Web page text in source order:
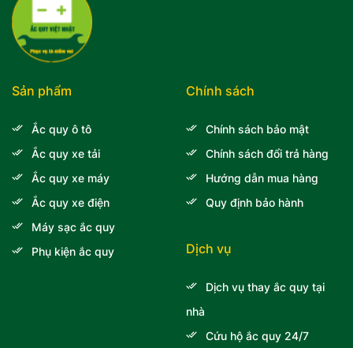
Sản phẩm
Ắc quy ô tô
Ắc quy xe tải
Ắc quy xe máy
Ắc quy xe điện
Máy sạc ắc quy
Phụ kiện ắc quy
Chính sách
Chính sách bảo mật
Chính sách đổi trả hàng
Hướng dẫn mua hàng
Quy định bảo hành
Dịch vụ
Dịch vụ thay ắc quy tại
nhà
Cứu hộ ắc quy 24/7